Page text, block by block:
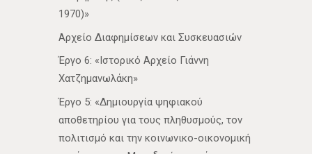
1970)»
Αρχείο Διαφημίσεων και Συσκευασιών
Έργο 6: «Ιστορικό Αρχείο Γιάννη
Χατζημανωλάκη»
Έργο 5: «Δημιουργία ψηφιακού
αποθετηρίου για τους πληθυσμούς, τον
πολιτισμό και την κοινωνικο-οικονομική